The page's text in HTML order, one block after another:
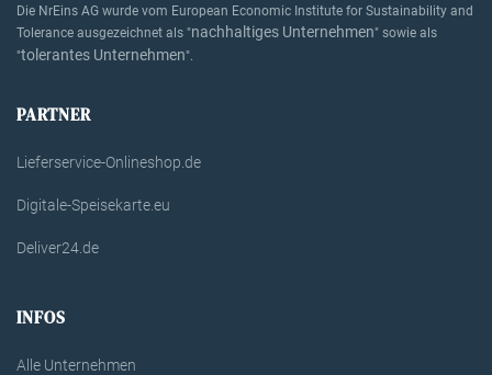
Die NrEins AG wurde vom European Economic Institute for Sustainability and
Tolerance ausgezeichnet als "nachhaltiges Unternehmen" sowie als
"tolerantes Unternehmen".
PARTNER
Lieferservice-Onlineshop.de
Digitale-Speisekarte.eu
Deliver24.de
INFOS
Alle Unternehmen